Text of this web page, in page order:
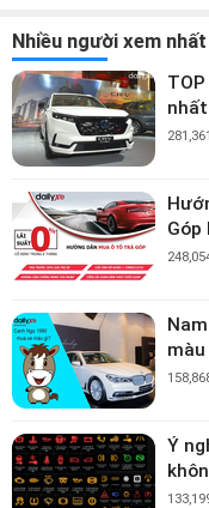
Nhiều người xem nhất
281,361
Góp
Ý